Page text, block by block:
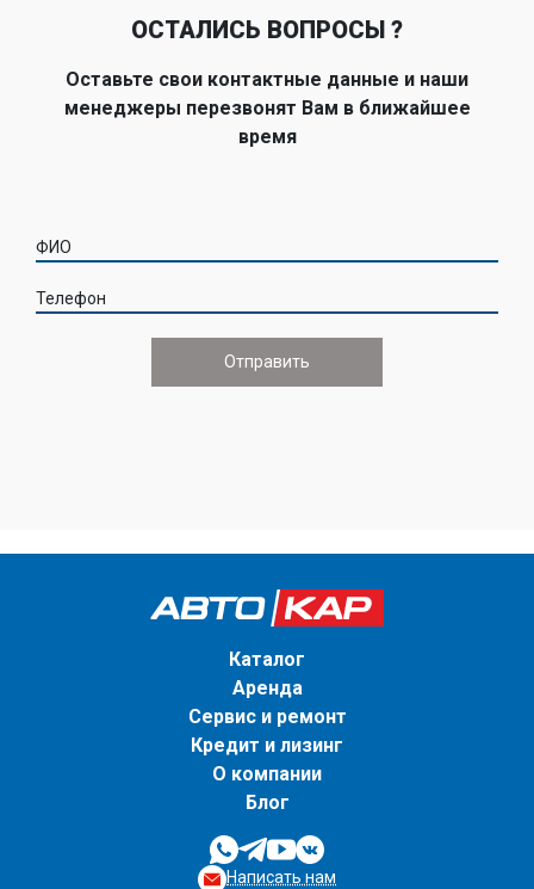
ОСТАЛИСЬ ВОПРОСЫ ?
Оставьте свои контактные данные и наши
менеджеры перезвонят Вам в ближайшее
время
ФИО
Телефон
Каталог
Аренда
Сервис и ремонт
Кредит и лизинг
О компании
Блог
Написать нам